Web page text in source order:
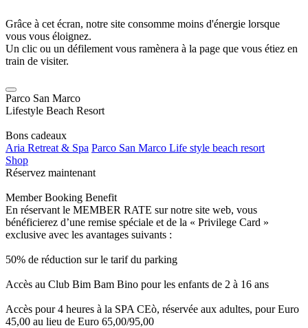
Grâce à cet écran, notre site consomme moins d'énergie lorsque
vous vous éloignez.
Un clic ou un défilement vous ramènera à la page que vous étiez en
train de visiter.
Parco San Marco
Lifestyle Beach Resort
Bons cadeaux
Aria Retreat & Spa Parco San Marco Life style beach resort
Shop
Réservez maintenant
Member Booking Benefit
En réservant le MEMBER RATE sur notre site web, vous
bénéficierez d’une remise spéciale et de la « Privilege Card »
exclusive avec les avantages suivants :
50% de réduction sur le tarif du parking
Accès au Club Bim Bam Bino pour les enfants de 2 à 16 ans
Accès pour 4 heures à la SPA CEò, réservée aux adultes, pour Euro
45,00 au lieu de Euro 65,00/95,00